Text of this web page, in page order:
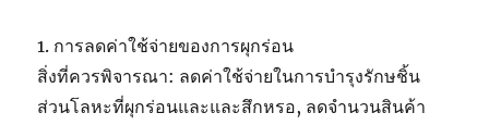
1. การลดค่าใช้จ่ายของการผุกร่อน
สิ่งที่ควรพิจารณา: ลดค่าใช้จ่ายในการบำรุงรักษชิ้น
ส่วนโลหะที่ผุกร่อนและและสึกหรอ, ลดจำนวนสินค้า